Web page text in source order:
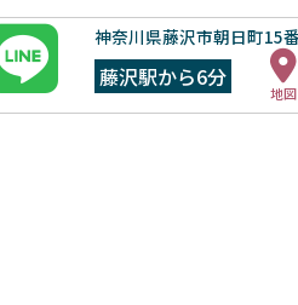
神奈川県藤沢市朝日町15
藤沢駅から6分
地図